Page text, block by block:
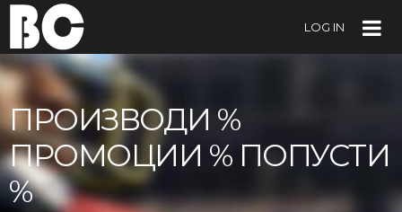
LOG IN
ПРОИЗВОДИ %
ПРОМОЦИИ % ПОПУСТИ
%